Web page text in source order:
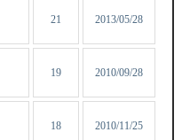
21 2013/05/28
19 2010/09/28
18 2010/11/25